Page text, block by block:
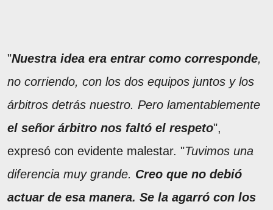
"Nuestra idea era entrar como corresponde,
no corriendo, con los dos equipos juntos y los
árbitros detrás nuestro. Pero lamentablemente
el señor árbitro nos faltó el respeto",
expresó con evidente malestar. "Tuvimos una
diferencia muy grande. Creo que no debió
actuar de esa manera. Se la agarró con los